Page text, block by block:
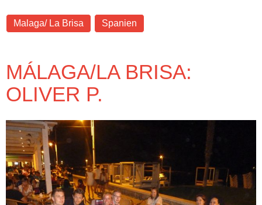
Malaga/ La Brisa Spanien
MÁLAGA/LA BRISA:
OLIVER P.